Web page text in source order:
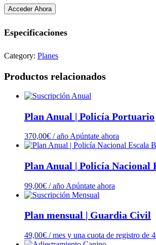
Guardia
Civil
Acceder Ahora
Especificaciones
Category: Planes
Productos relacionados
Plan Anual | Policía Portuario
370,00€ / añoApúntate ahora
Plan Anual | Policía Nacional
99,00€ / año Apúntate ahora
Plan mensual | Guardia Civil
49,00€ / mes y una cuota de registro de